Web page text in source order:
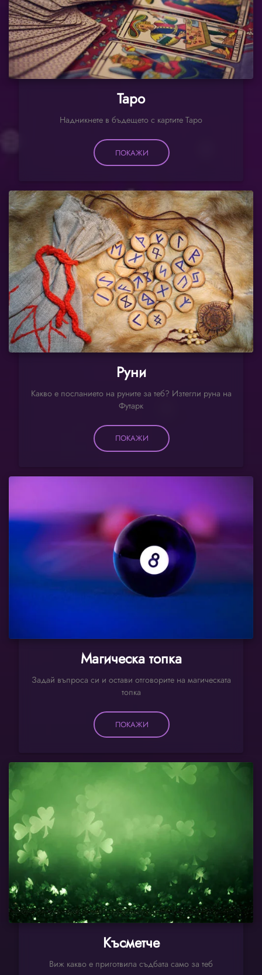
Таро
Надникнете в бъдещето с картите Таро
ПОКАЖИ
Руни
Какво е посланието на руните за теб? Изтегли руна на
Футарк
ПОКАЖИ
Магическа топка
Задай въпроса си и остави отговорите на магическата
топка
ПОКАЖИ
Късметче
Виж какво е приготвила съдбата само за теб